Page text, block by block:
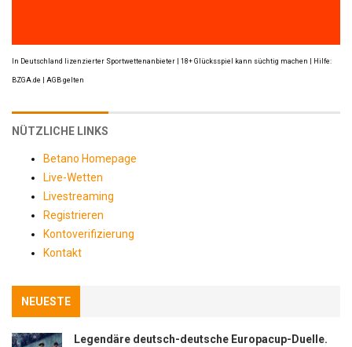
In Deutschland lizenzierter Sportwettenanbieter | 18+ Glücksspiel kann süchtig machen | Hilfe:
BZGA.de | AGB gelten
NÜTZLICHE LINKS
Betano Homepage
Live-Wetten
Livestreaming
Registrieren
Kontoverifizierung
Kontakt
NEUESTE
Legendäre deutsch-deutsche Europacup-Duelle.